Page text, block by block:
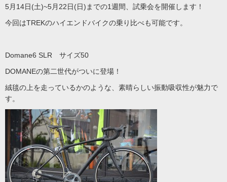
5月14日(土)~5月22日(日)までの1週間、試乗会を開催します！
今回はTREKのハイエンドバイクの乗り比べも可能です。
Domane6 SLR サイズ50
DOMANEの第二世代がついに登場！
絨毯の上を走っているかのような、素晴らしい振動吸収性が魅力で
す。